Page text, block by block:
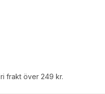
frakt över 249 kr.